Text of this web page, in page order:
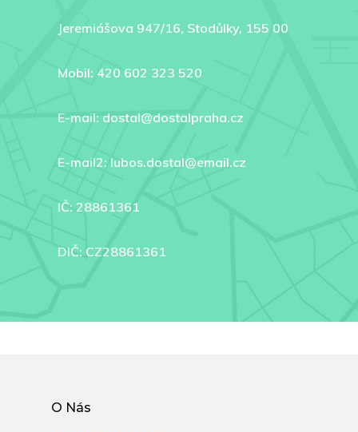
Jeremiášova 947/16, Stodůlky, 155 00
Mobil: 420 602 323 520
E-mail: dostal@dostalpraha.cz
E-mail2: lubos.dostal@email.cz
IČ: 28861361
DIČ: CZ28861361
O Nás